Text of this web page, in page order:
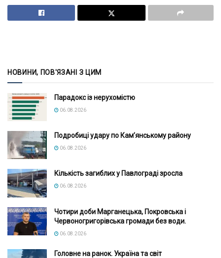
НОВИНИ, ПОВ'ЯЗАНІ З ЦИМ
Парадокс із нерухомістю
06.08.2026
Подробиці удару по Кам’янському району
06.08.2026
Кількість загиблих у Павлограді зросла
06.08.2026
Чотири доби Марганецька, Покровська і
Червоногригорівська громади без води.
06.08.2026
Головне на ранок. Україна та світ